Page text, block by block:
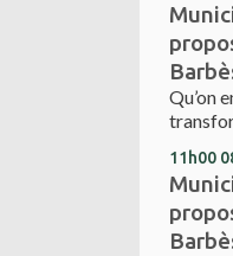
Qu’on
11h00